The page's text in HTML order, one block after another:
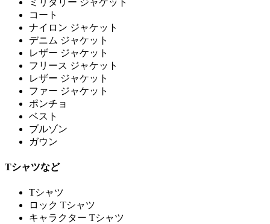
ミリタリー ジャケット
コート
ナイロン ジャケット
デニム ジャケット
レザー ジャケット
フリース ジャケット
レザー ジャケット
ファー ジャケット
ポンチョ
ベスト
ブルゾン
ガウン
Tシャツなど
Tシャツ
ロック Tシャツ
キャラクター Tシャツ